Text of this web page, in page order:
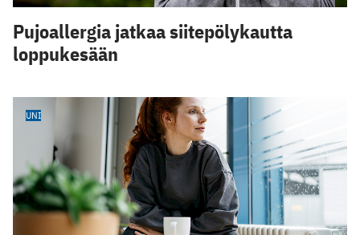
Pujoallergia jatkaa siitepölykautta
loppukesään
UNI